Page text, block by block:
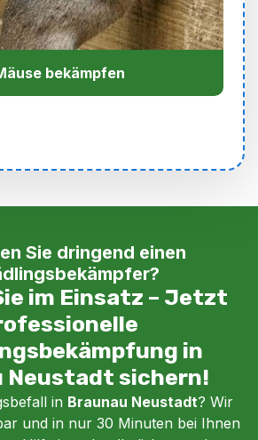
bekämpfen
Sie dringend einen
im Einsatz – Jetzt
in
Neustadt sichern!
in Braunau Neustadt? Wir
und in nur 30 Minuten bei Ihnen